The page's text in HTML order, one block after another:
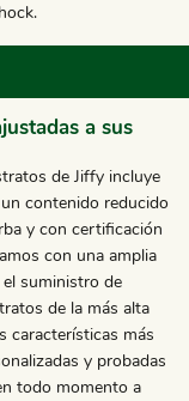
a sus
de Jiffy incluye
contenido reducido
y con certificación
con una amplia
suministro de
de la más alta
características más
y probadas
todo momento a